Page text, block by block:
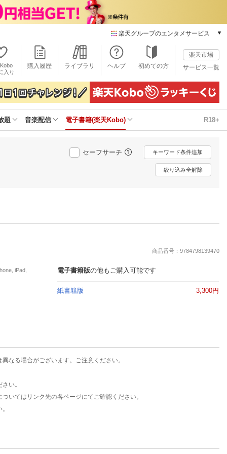
楽天グループのエンタメサービス
本/ゲーム/CD/DVD
楽天ブックス
電子書籍
楽天Kobo
雑誌読み放題
楽天ミュージック
動画配信
楽天TV
動画配信ガイド
推し楽
入り
購入履歴 ライブラリ ヘルプ 初めての方
楽天市場
サービス一覧
題 音楽配信 電子書籍(楽天Kobo) R18+
セーフサーチ キーワード条件追加
絞り込み全解除
商品番号：9784798139470
iPad,
電子書籍版の他もご購入可能です
紙書籍版 3,300円
なる場合がございます。ご注意ください。
い。
いてはリンク先の各ページにてご確認ください。